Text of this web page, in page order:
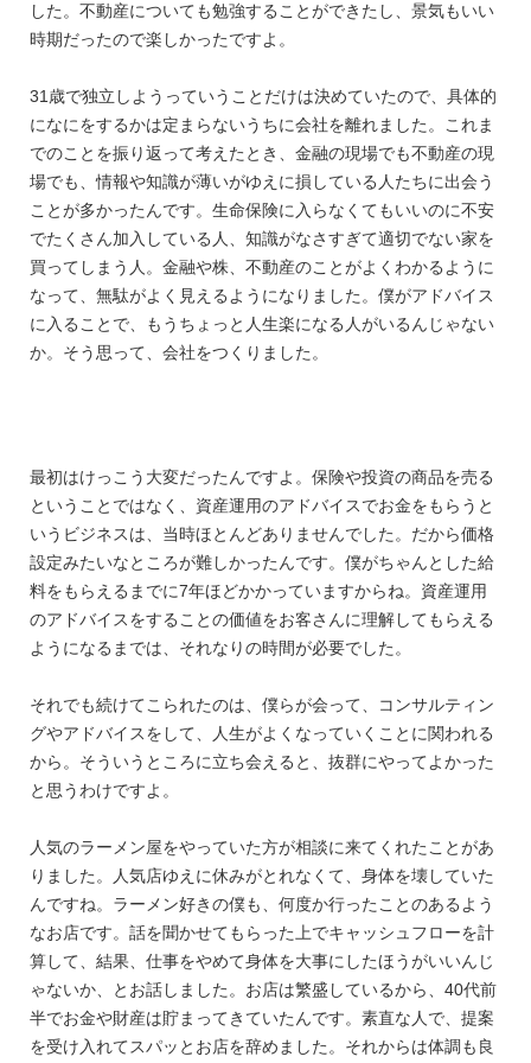
した。不動産についても勉強することができたし、景気もいい
時期だったので楽しかったですよ。
31歳で独立しようっていうことだけは決めていたので、具体的
になにをするかは定まらないうちに会社を離れました。これま
でのことを振り返って考えたとき、金融の現場でも不動産の現
場でも、情報や知識が薄いがゆえに損している人たちに出会う
ことが多かったんです。生命保険に入らなくてもいいのに不安
でたくさん加入している人、知識がなさすぎて適切でない家を
買ってしまう人。金融や株、不動産のことがよくわかるように
なって、無駄がよく見えるようになりました。僕がアドバイス
に入ることで、もうちょっと人生楽になる人がいるんじゃない
か。そう思って、会社をつくりました。
最初はけっこう大変だったんですよ。保険や投資の商品を売る
ということではなく、資産運用のアドバイスでお金をもらうと
いうビジネスは、当時ほとんどありませんでした。だから価格
設定みたいなところが難しかったんです。僕がちゃんとした給
料をもらえるまでに7年ほどかかっていますからね。資産運用
のアドバイスをすることの価値をお客さんに理解してもらえる
ようになるまでは、それなりの時間が必要でした。
それでも続けてこられたのは、僕らが会って、コンサルティン
グやアドバイスをして、人生がよくなっていくことに関われる
から。そういうところに立ち会えると、抜群にやってよかった
と思うわけですよ。
人気のラーメン屋をやっていた方が相談に来てくれたことがあ
りました。人気店ゆえに休みがとれなくて、身体を壊していた
んですね。ラーメン好きの僕も、何度か行ったことのあるよう
なお店です。話を聞かせてもらった上でキャッシュフローを計
算して、結果、仕事をやめて身体を大事にしたほうがいいんじ
ゃないか、とお話しました。お店は繁盛しているから、40代前
半でお金や財産は貯まってきていたんです。素直な人で、提案
を受け入れてスパッとお店を辞めました。それからは体調も良